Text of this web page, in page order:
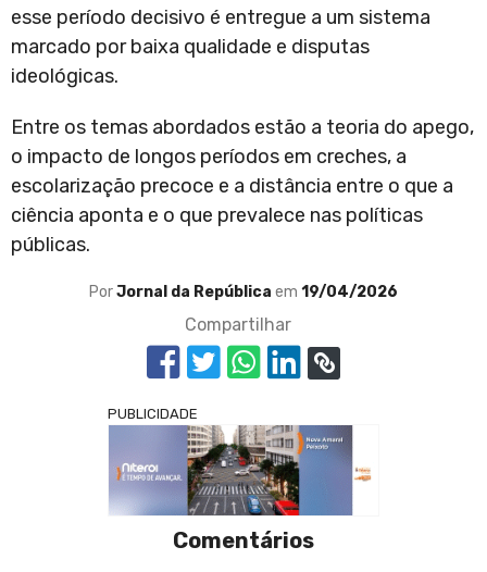
esse período decisivo é entregue a um sistema
marcado por baixa qualidade e disputas
ideológicas.
Entre os temas abordados estão a teoria do apego,
o impacto de longos períodos em creches, a
escolarização precoce e a distância entre o que a
ciência aponta e o que prevalece nas políticas
públicas.
PorJornal da República em 19/04/2026
Compartilhar
PUBLICIDADE
Comentários